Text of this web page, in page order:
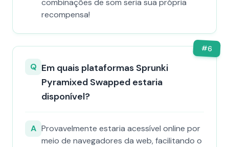
combinações de som seria sua própria
recompensa!
#6
Q Em quais plataformas Sprunki
Pyramixed Swapped estaria
disponível?
A Provavelmente estaria acessível online por
meio de navegadores da web, facilitando o